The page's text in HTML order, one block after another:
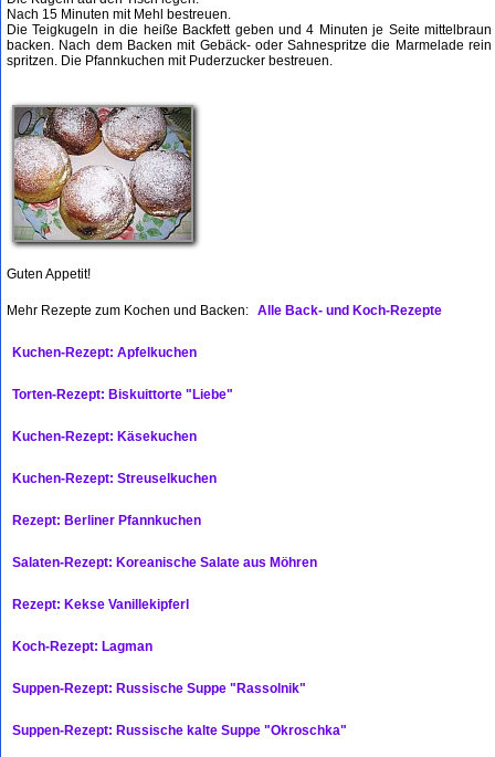
Nach 15 Minuten mit Mehl bestreuen.
Die Teigkugeln in die heiße Backfett geben und 4 Minuten je Seite mittelbraun
backen. Nach dem Backen mit Gebäck- oder Sahnespritze die Marmelade rein
spritzen. Die Pfannkuchen mit Puderzucker bestreuen.
Guten Appetit!
Mehr Rezepte zum Kochen und Backen: Alle Back- und Koch-Rezepte
Kuchen-Rezept: Apfelkuchen
Torten-Rezept: Biskuittorte "Liebe"
Kuchen-Rezept: Käsekuchen
Kuchen-Rezept: Streuselkuchen
Rezept: Berliner Pfannkuchen
Salaten-Rezept: Koreanische Salate aus Möhren
Rezept: Kekse Vanillekipferl
Koch-Rezept: Lagman
Suppen-Rezept: Russische Suppe "Rassolnik"
Suppen-Rezept: Russische kalte Suppe "Okroschka"